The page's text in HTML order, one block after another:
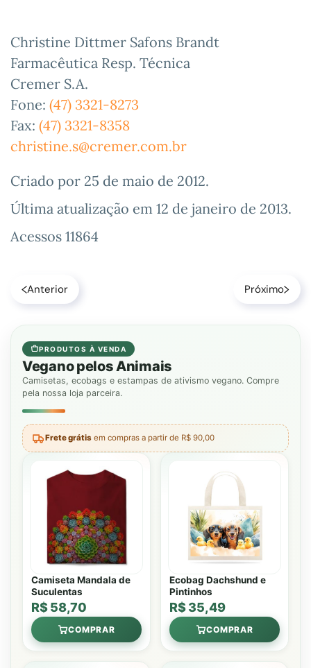
Christine Dittmer Safons Brandt
Farmacêutica Resp. Técnica
Cremer S.A.
Fone: (47) 3321-8273
Fax: (47) 3321-8358
christine.s@cremer.com.br
Criado por 25 de maio de 2012.
Última atualização em 12 de janeiro de 2013.
Acessos 11864
Anterior Próximo
PRODUTOS À VENDA
Vegano pelos Animais
Camisetas, ecobags e estampas de ativismo vegano. Compre
pela nossa loja parceira.
Frete grátis em compras a partir de R$ 90,00
Camiseta Mandala de
Suculentas
R$ 58,70
COMPRAR
Ecobag Dachshund e
Pintinhos
R$ 35,49
COMPRAR